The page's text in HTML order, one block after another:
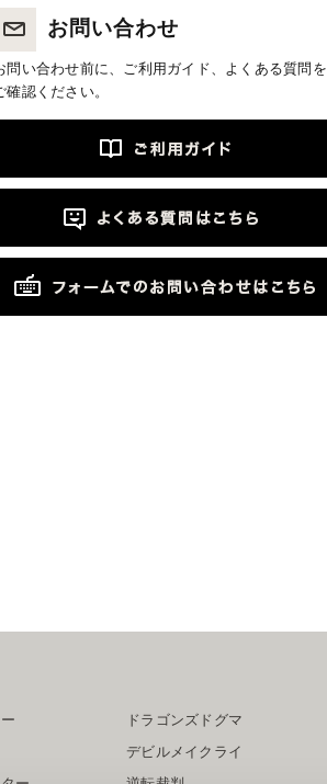
お問い合わせ
問い合わせ前に、ご利用ガイド、よくある質問を
確認ください。
ドラゴンズドグマ
デビルメイクライ